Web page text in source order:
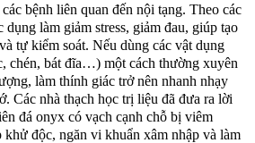
bệnh liên quan đến nội tạng. Theo các
làm giảm stress, giảm đau, giúp tạo
tự kiểm soát. Nếu dùng các vật dụng
chén, bát đĩa…) một cách thường xuyên
làm thính giác trở nên nhanh nhạy
Các nhà thạch học trị liệu đã đưa ra lời
đá onyx có vạch cạnh chỗ bị viêm
khử độc, ngăn vi khuẩn xâm nhập và làm